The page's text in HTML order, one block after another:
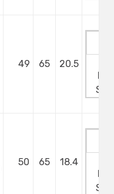
49 65 20.5
50 65 18.4